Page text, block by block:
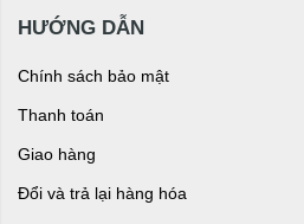
HƯỚNG DẪN
Chính sách bảo mật
Thanh toán
Giao hàng
Đổi và trả lại hàng hóa